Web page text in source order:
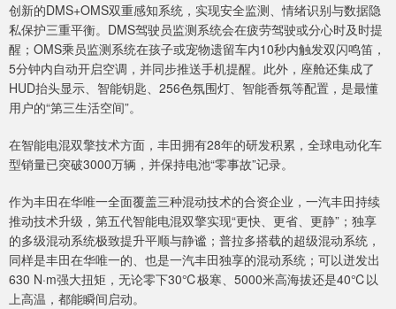
创新的DMS+OMS双重感知系统，实现安全监测、情绪识别与数据隐
私保护三重平衡。DMS驾驶员监测系统会在疲劳驾驶或分心时及时提
醒；OMS乘员监测系统在孩子或宠物遗留车内10秒内触发双闪鸣笛，
5分钟内自动开启空调，并同步推送手机提醒。此外，座舱还集成了
HUD抬头显示、智能钥匙、256色氛围灯、智能香氛等配置，是最懂
用户的“第三生活空间”。
在智能电混双擎技术方面，丰田拥有28年的研发积累，全球电动化车
型销量已突破3000万辆，并保持电池“零事故”记录。
作为丰田在华唯一全面覆盖三种混动技术的合资企业，一汽丰田持续
推动技术升级，第五代智能电混双擎实现“更快、更省、更静”；独享
的多级混动系统极致提升平顺与静谧；普拉多搭载的超级混动系统，
同样是丰田在华唯一的、也是一汽丰田独享的混动系统；可以迸发出
630 N·m强大扭矩，无论零下30℃极寒、5000米高海拔还是40℃以
上高温，都能瞬间启动。